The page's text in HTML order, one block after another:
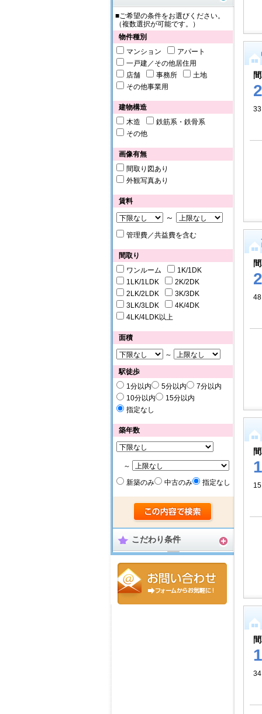
■ご希望の条件をお選びください。
（複数選択が可能です。）
物件種別
マンション
アパート
一戸建／その他居住用
店舗
事務所
土地
その他事業用
建物構造
木造
鉄筋系・鉄骨系
その他
画像有無
間取り図あり
外観写真あり
賃料
～
管理費／共益費を含む
間取り
ワンルーム
1K/1DK
1LK/1LDK
2K/2DK
2LK/2LDK
3K/3DK
3LK/3LDK
4K/4DK
4LK/4LDK以上
面積
～
駅徒歩
1分以内
5分以内
7分以内
10分以内
15分以内
指定なし
築年数
～
新築のみ
中古のみ 指定なし
こだわり条件